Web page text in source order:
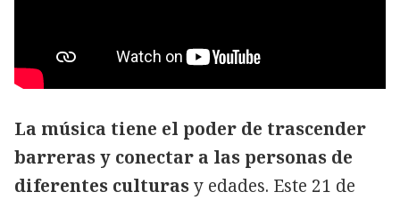
La música tiene el poder de trascender
barreras y conectar a las personas de
diferentes culturasy edades. Este 21 de